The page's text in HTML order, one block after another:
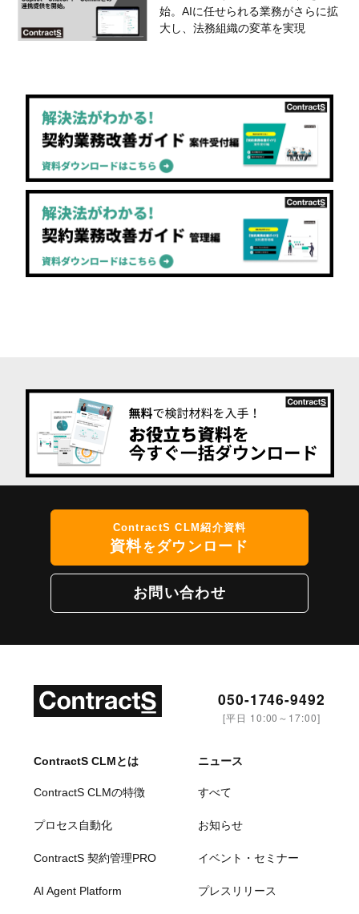
始。AIに任せられる業務がさらに拡
大し、法務組織の変革を実現
ContractS CLM紹介資料
資料をダウンロード
お問い合わせ
050-1746-9492
[平日 10:00～17:00]
ContractS CLMとは
ContractS CLMの特徴
プロセス自動化
ContractS 契約管理PRO
AI Agent Platform
ニュース
すべて
お知らせ
イベント・セミナー
プレスリリース